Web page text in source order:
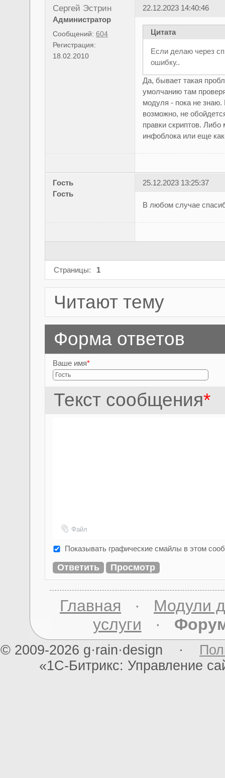
Сергей Эстрин
Администратор
Сообщений: 604
Регистрация:
18.02.2010
22.12.2023 14:40:46
Цитата
Если делаю через
ошибку..
Да, бывает такая
умолчанию там
модуля - пока не
возможно, не
правки скриптов.
инфоблока или еще
Гость
Гость
25.12.2023 13:25:37
В любом случае
Страницы: 1
Читают тему
Форма ответов
Ваше имя*
Текст сообщения*
Файл
Показывать графические смайлы в этом
Главная · Модули
услуги ·
© 2009-2026 g·rain·design ·
«1С-Битрикс: Управление